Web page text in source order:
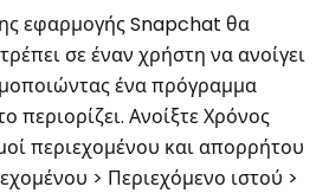
εφαρμογής Snapchat θα
σε έναν χρήστη να ανοίγει
ένα πρόγραμμα
περιορίζει. Ανοίξτε Χρόνος
περιεχομένου και απορρήτου
> Περιεχόμενο ιστού >